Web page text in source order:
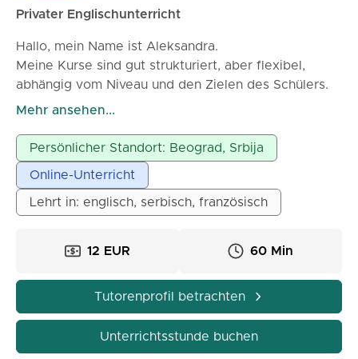
Privater Englischunterricht
Hallo, mein Name ist Aleksandra.
Meine Kurse sind gut strukturiert, aber flexibel,
abhängig vom Niveau und den Zielen des Schülers.
Ob Sie Englisch für Reisen, Arbeit, Schule oder
schaffe eine entspannte und ermutigende
Lernumgebung, in der Sie Ihre Sprech-, Hör- und
Verständnisfähigkeiten Schritt für Schritt verbessern
können.
Ich freue mich darauf, Ihnen zu helfen, Ihre
Lektionen zu erreichen!
Mehr ansehen...
Persönlicher Standort: Beograd, Srbija
Online-Unterricht
Lehrt in: englisch, serbisch, französisch
12 EUR 60 Min
Tutorenprofil betrachten
Unterrichtsstunde buchen